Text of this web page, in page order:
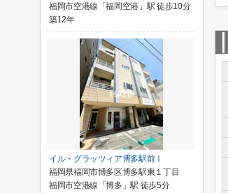
福岡市空港線「福岡空港」駅 徒歩10分
築12年
イル・グラッツィア博多駅前Ⅰ
福岡県福岡市博多区博多駅東１丁目
福岡市空港線「博多」駅 徒歩5分